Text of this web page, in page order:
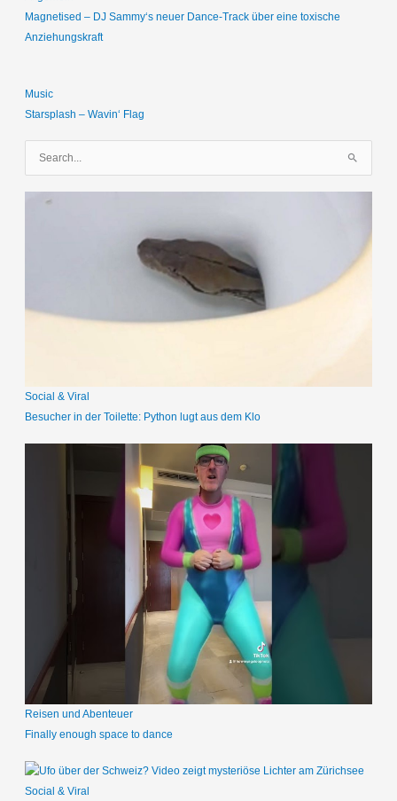
Magnetised – DJ Sammy‘s neuer Dance-Track über eine toxische
Anziehungskraft
Music
Starsplash – Wavin‘ Flag
c
c
Social & Viral
Besucher in der Toilette: Python lugt aus dem Klo
Reisen und Abenteuer
Finally enough space to dance
Social & Viral